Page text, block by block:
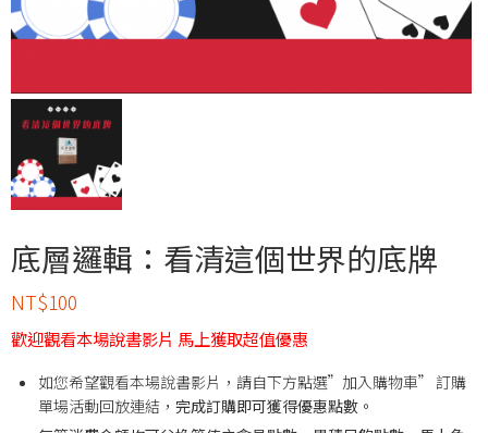
底層邏輯：看清這個世界的底牌
NT$100
歡迎觀看本場說書影片 馬上獲取超值優惠
如您希望觀看本場說書影片，請自下方點選”加入購物車” 訂購
單場活動回放連結， 完成訂購即可獲得優惠點數。